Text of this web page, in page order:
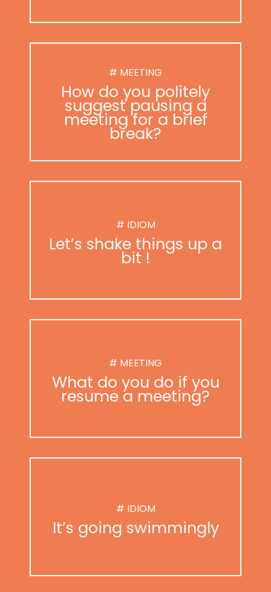
# MEETING
How do you politely
suggest pausing a
meeting for a brief
break?
# IDIOM
Let’s shake things up a
bit !
# MEETING
What do you do if you
resume a meeting?
# IDIOM
It’s going swimmingly